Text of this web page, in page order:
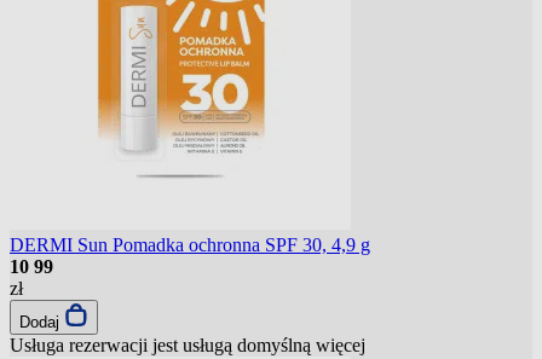
DERMI Sun Pomadka ochronna SPF 30, 4,9 g
10 99
zł
Dodaj
Usługa rezerwacji jest usługą domyślną więcej